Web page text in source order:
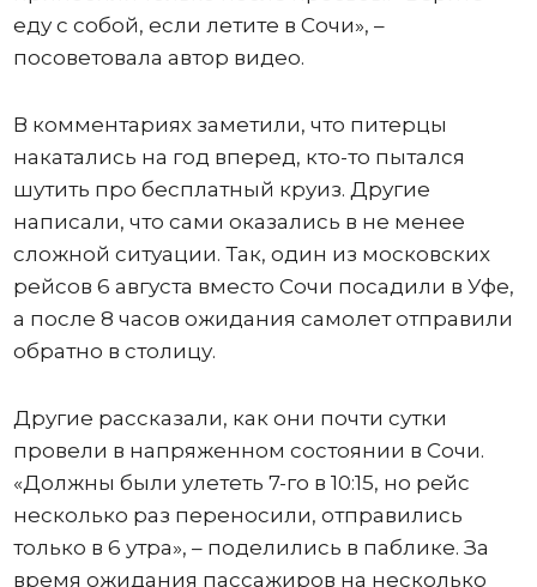
еду с собой, если летите в Сочи», –
посоветовала автор видео.
В комментариях заметили, что питерцы
накатались на год вперед, кто-то пытался
шутить про бесплатный круиз. Другие
написали, что сами оказались в не менее
сложной ситуации. Так, один из московских
рейсов 6 августа вместо Сочи посадили в Уфе,
а после 8 часов ожидания самолет отправили
обратно в столицу.
Другие рассказали, как они почти сутки
провели в напряженном состоянии в Сочи.
«Должны были улететь 7-го в 10:15, но рейс
несколько раз переносили, отправились
только в 6 утра», – поделились в паблике. За
время ожидания пассажиров на несколько